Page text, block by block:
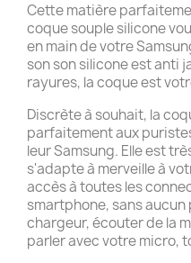
Cette matière
coque souple silicone
en main de votre
son son silicone est anti
rayures, la coque est
Discrète à souhait, la
parfaitement aux
leur Samsung. Elle est
s'adapte à merveille à
accès à toutes les
smartphone, sans
chargeur, écouter de la
parler avec votre micro,